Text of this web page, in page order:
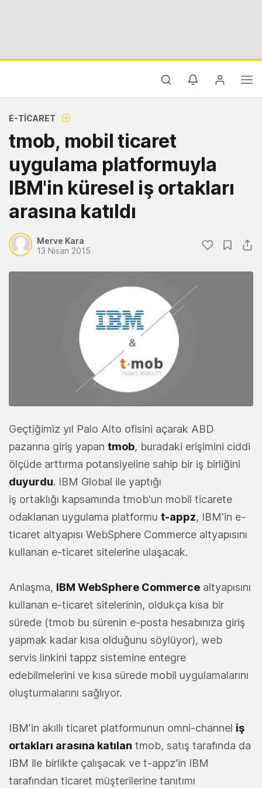
E-TICARET
tmob, mobil ticaret
uygulama platformuyla
IBM'in küresel iş ortakları
arasına katıldı
Merve Kara
13 Nisan 2015
Geçtiğimiz yıl Palo Alto ofisini açarak ABD
pazarına giriş yapan tmob, buradaki erişimini ciddi
ölçüde arttırma potansiyeline sahip bir iş birliğini
duyurdu. IBM Global ile yaptığı
iş ortaklığı kapsamında tmob'un mobil ticarete
odaklanan uygulama platformu t-appz, IBM'in e-
ticaret altyapısı WebSphere Commerce altyapısını
kullanan e-ticaret sitelerine ulaşacak.
Anlaşma, IBM WebSphere Commerce altyapısını
kullanan e-ticaret sitelerinin, oldukça kısa bir
sürede (tmob bu sürenin e-posta hesabınıza giriş
yapmak kadar kısa olduğunu söylüyor), web
servis linkini tappz sistemine entegre
edebilmelerini ve kısa sürede mobil uygulamalarını
oluşturmalarını sağlıyor.
IBM'in akıllı ticaret platformunun omni-channel iş
ortakları arasına katılan tmob, satış tarafında da
IBM ile birlikte çalışacak ve t-appz'in IBM
tarafından ticaret müşterilerine tanıtımı